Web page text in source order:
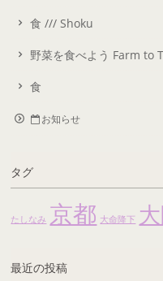
食 /// Shoku
野菜を食べよう Farm to
食
お知らせ
タグ
たしなみ 京都 大命降下
最近の投稿